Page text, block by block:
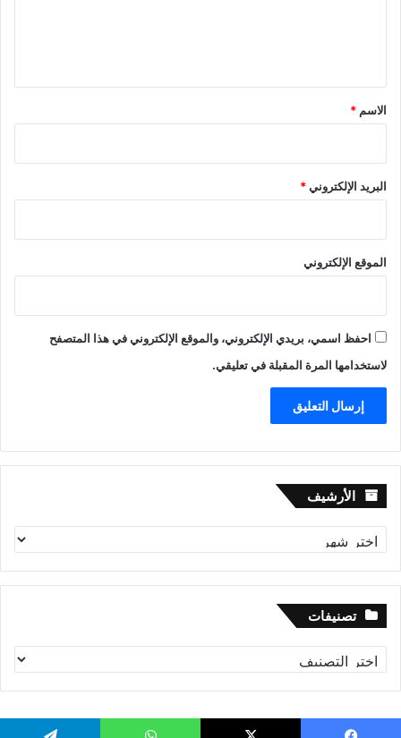
*
الاسم *
البريد الإلكتروني*
الموقع الإلكتروني
احفظ اسمي، بريدي الإلكتروني، والموقع الإلكتروني في هذا المتصفح
لاستخدامها المرة المقبلة في تعليقي.
الأرشيف الأرشيف
تصنيفات
تصنيفات